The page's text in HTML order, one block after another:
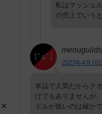
私はマッシュ
の売上でいう
2023年4月16
本誌で人気だからク
けでもありませんが
ドルが低いのは確か